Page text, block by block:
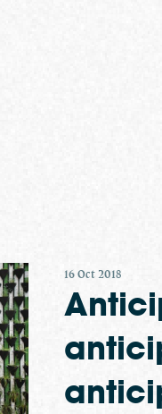
16 Oct 2018